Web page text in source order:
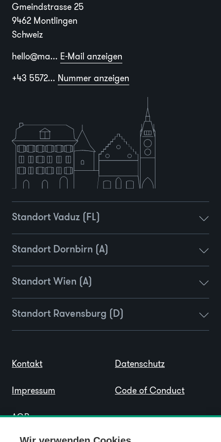
Gmeindstrasse 25
9462 Montlingen
Schweiz
hello@ma... E-Mail anzeigen
+43 5572... Nummer anzeigen
Standort Vaduz (FL)
Standort Dornbirn (A)
Standort Wien (A)
Standort Ravensburg (D)
Kontakt
Impressum
AGB
Datenschutz
Code of Conduct